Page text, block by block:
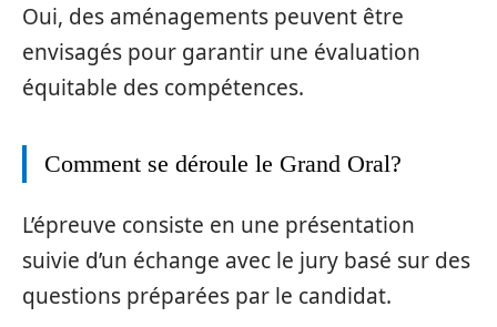
Oui, des aménagements peuvent être
envisagés pour garantir une évaluation
équitable des compétences.
Comment se déroule le Grand Oral?
L’épreuve consiste en une présentation
suivie d’un échange avec le jury basé sur des
questions préparées par le candidat.